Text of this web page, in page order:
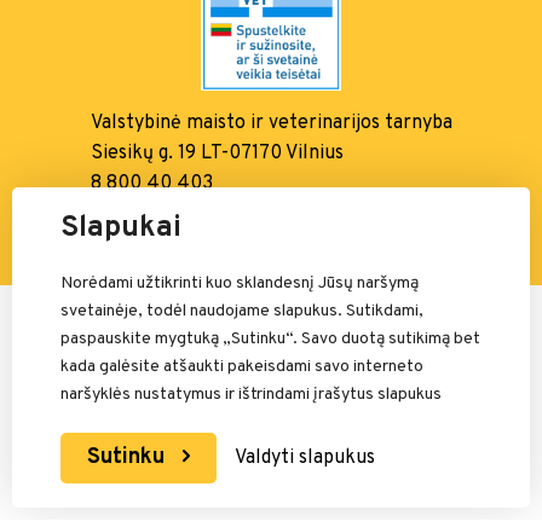
Valstybinė maisto ir veterinarijos tarnyba
Siesikų g. 19 LT-07170 Vilnius
8 800 40 403
info@vmvt.lt, www.vmvt.lt
Mokėjimais rūpinasi:
Slapukai
Norėdami užtikrinti kuo sklandesnį Jūsų naršymą
svetainėje, todėl naudojame slapukus. Sutikdami,
paspauskite mygtuką „Sutinku“. Savo duotą sutikimą bet
kada galėsite atšaukti pakeisdami savo interneto
naršyklės nustatymus ir ištrindami įrašytus slapukus
Sutinku Valdyti slapukus